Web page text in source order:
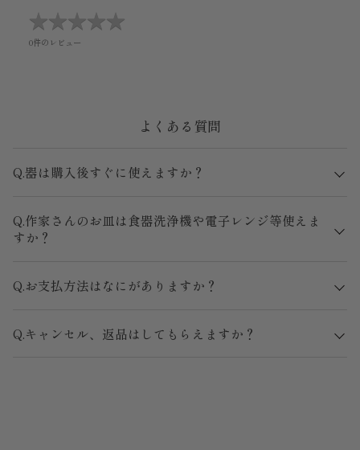
★★★★★
★★★★★
0件のレビュー
よくある質問
Q.器は購入後すぐに使えますか？
Q.作家さんのお皿は食器洗浄機や電子レンジ等使えま
すか？
Q.お支払方法はなにがありますか？
Q.キャンセル、返品はしてもらえますか？